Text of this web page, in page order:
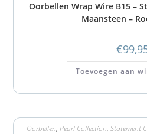
Oorbellen Wrap Wire B15 –
Maansteen –
€
Toevoegen aan
Oorbellen, Pearl Collection, Statement